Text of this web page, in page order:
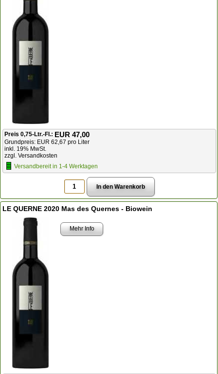
Preis 0,75-Ltr.-Fl.: EUR 47,00
Grundpreis: EUR 62,67 pro Liter
inkl. 19% MwSt.
zzgl. Versandkosten
Versandbereit in 1-4 Werktagen
LE QUERNE 2020 Mas des Quernes - Biowein
Mehr Info